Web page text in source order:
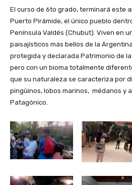
El curso de 6to grado, terminará este
Puerto Pirámide, el único pueblo
Península Valdés (Chubut). Viven en
paisajísticos más bellos de la
protegida y declarada Patrimonio de la
pero con un bioma totalmente
que su naturaleza se caracteriza por
pingüinos, lobos marinos, médanos y
Patagónico.